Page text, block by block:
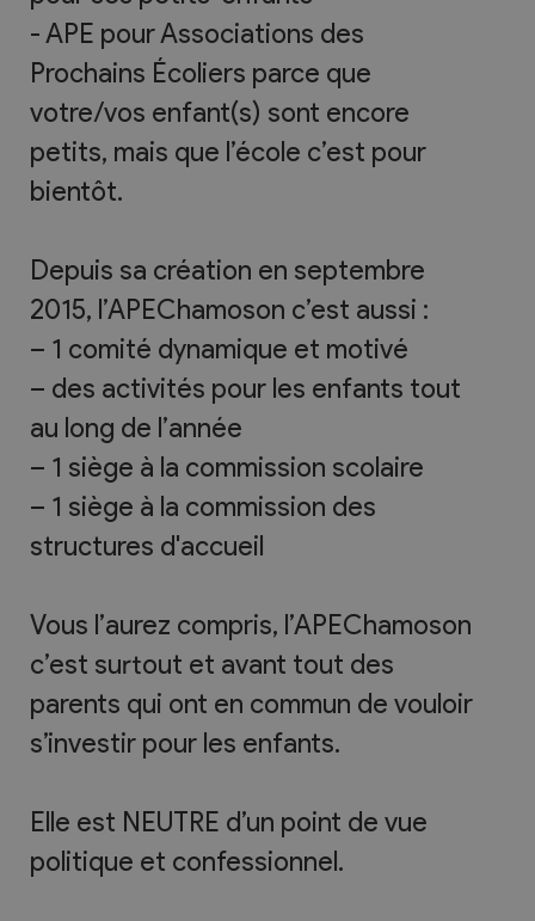
- APE pour Associations des
Prochains Écoliers parce que
votre/vos enfant(s) sont encore
petits, mais que l’école c’est pour
bientôt.
Depuis sa création en septembre
2015, l’APEChamoson c’est aussi :
– 1 comité dynamique et motivé
– des activités pour les enfants tout
au long de l’année
– 1 siège à la commission scolaire
– 1 siège à la commission des
structures d'accueil
Vous l’aurez compris, l’APEChamoson
c’est surtout et avant tout des
parents qui ont en commun de vouloir
s’investir pour les enfants.
Elle est NEUTRE d’un point de vue
politique et confessionnel.